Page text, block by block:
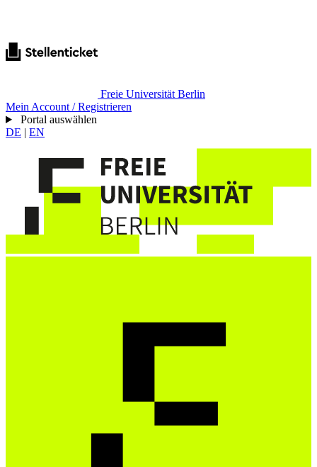
Freie Universität Berlin
Mein Account / Registrieren
Portal auswählen
DE | EN